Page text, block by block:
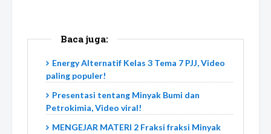
Baca juga:
Energy Alternatif Kelas 3 Tema 7 PJJ, Video
paling populer!
Presentasi tentang Minyak Bumi dan
Petrokimia, Video viral!
MENGEJAR MATERI 2 Fraksi fraksi Minyak